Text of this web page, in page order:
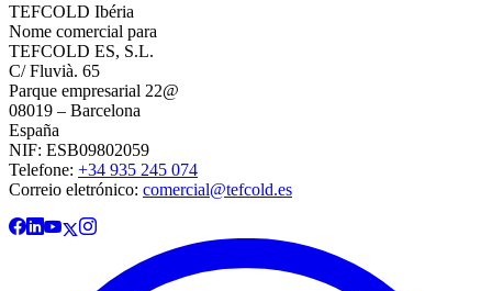
TEFCOLD Ibéria
Nome comercial para
TEFCOLD ES, S.L.
C/ Fluvià. 65
Parque empresarial 22@
08019 – Barcelona
España
NIF: ESB09802059
Telefone: +34 935 245 074
Correio eletrónico: comercial@tefcold.es